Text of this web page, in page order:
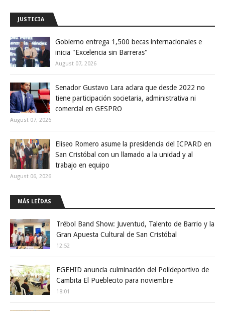
JUSTICIA
Gobierno entrega 1,500 becas internacionales e
inicia "Excelencia sin Barreras"
August 07, 2026
Senador Gustavo Lara aclara que desde 2022 no
tiene participación societaria, administrativa ni
comercial en GESPRO
August 07, 2026
Eliseo Romero asume la presidencia del ICPARD en
San Cristóbal con un llamado a la unidad y al
trabajo en equipo
August 06, 2026
MÁS LEÍDAS
Trébol Band Show: Juventud, Talento de Barrio y la
Gran Apuesta Cultural de San Cristóbal
12:52
EGEHID anuncia culminación del Polideportivo de
Cambita El Pueblecito para noviembre
18:01